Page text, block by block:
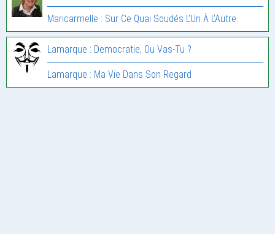
Maricarmelle : Sur Ce Quai Soudés L’Un À L’Autre.
Lamarque : Democratie, Ou Vas-Tu ?
Lamarque : Ma Vie Dans Son Regard